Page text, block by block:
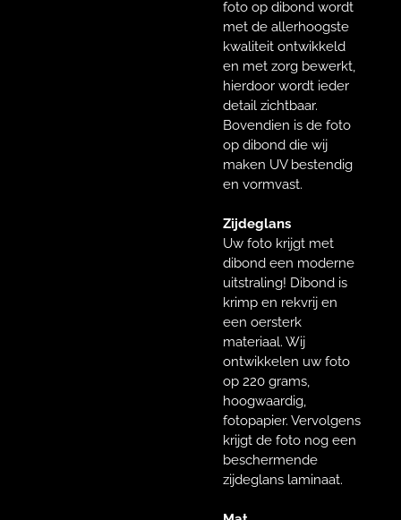
foto op dibond wordt
met de allerhoogste
kwaliteit ontwikkeld
en met zorg bewerkt,
hierdoor wordt ieder
detail zichtbaar.
Bovendien is de foto
op dibond die wij
maken UV bestendig
en vormvast.
Zijdeglans
Uw foto krijgt met
dibond een moderne
uitstraling! Dibond is
krimp en rekvrij en
een oersterk
materiaal. Wij
ontwikkelen uw foto
op 220 grams,
hoogwaardig,
fotopapier. Vervolgens
krijgt de foto nog een
beschermende
zijdeglans laminaat.